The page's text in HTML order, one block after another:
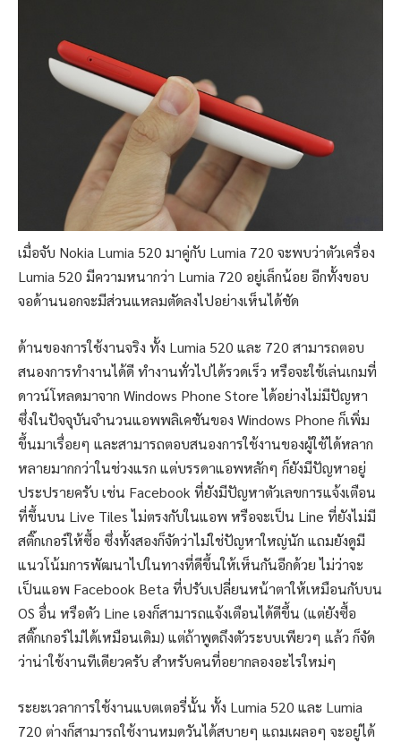
เมื่อจับ Nokia Lumia 520 มาคู่กับ Lumia 720 จะพบว่าตัวเครื่อง
Lumia 520 มีความหนากว่า Lumia 720 อยู่เล็กน้อย อีกทั้งขอบ
จอด้านนอกจะมีส่วนแหลมตัดลงไปอย่างเห็นได้ชัด
ด้านของการใช้งานจริง ทั้ง Lumia 520 และ 720 สามารถตอบ
สนองการทำงานได้ดี ทำงานทั่วไปได้รวดเร็ว หรือจะใช้เล่นเกมที่
ดาวน์โหลดมาจาก Windows Phone Store ได้อย่างไม่มีปัญหา
ซึ่งในปัจจุบันจำนวนแอพพลิเคชันของ Windows Phone ก็เพิ่ม
ขึ้นมาเรื่อยๆ และสามารถตอบสนองการใช้งานของผู้ใช้ได้หลาก
หลายมากกว่าในช่วงแรก แต่บรรดาแอพหลักๆ ก็ยังมีปัญหาอยู่
ประปรายครับ เช่น Facebook ที่ยังมีปัญหาตัวเลขการแจ้งเตือน
ที่ขึ้นบน Live Tiles ไม่ตรงกับในแอพ หรือจะเป็น Line ที่ยังไม่มี
สติ๊กเกอร์ให้ซื้อ ซึ่งทั้งสองก็จัดว่าไม่ใช่ปัญหาใหญ่นัก แถมยังดูมี
แนวโน้มการพัฒนาไปในทางที่ดีขึ้นให้เห็นกันอีกด้วย ไม่ว่าจะ
เป็นแอพ Facebook Beta ที่ปรับเปลี่ยนหน้าตาให้เหมือนกับบน
OS อื่น หรือตัว Line เองก็สามารถแจ้งเตือนได้ดีขึ้น (แต่ยังซื้อ
สติ๊กเกอร์ไม่ได้เหมือนเดิม) แต่ถ้าพูดถึงตัวระบบเพียวๆ แล้ว ก็จัด
ว่าน่าใช้งานทีเดียวครับ สำหรับคนที่อยากลองอะไรใหม่ๆ
ระยะเวลาการใช้งานแบตเตอรี่นั้น ทั้ง Lumia 520 และ Lumia
720 ต่างก็สามารถใช้งานหมดวันได้สบายๆ แถมเผลอๆ จะอยู่ได้